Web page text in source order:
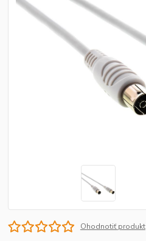
Ohodnotiť produkt